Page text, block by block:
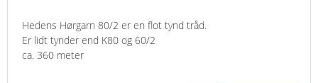
Hedens Hørgarn 80/2 er en flot tynd tråd.
Er lidt tynder end K80 og 60/2
ca. 360 meter